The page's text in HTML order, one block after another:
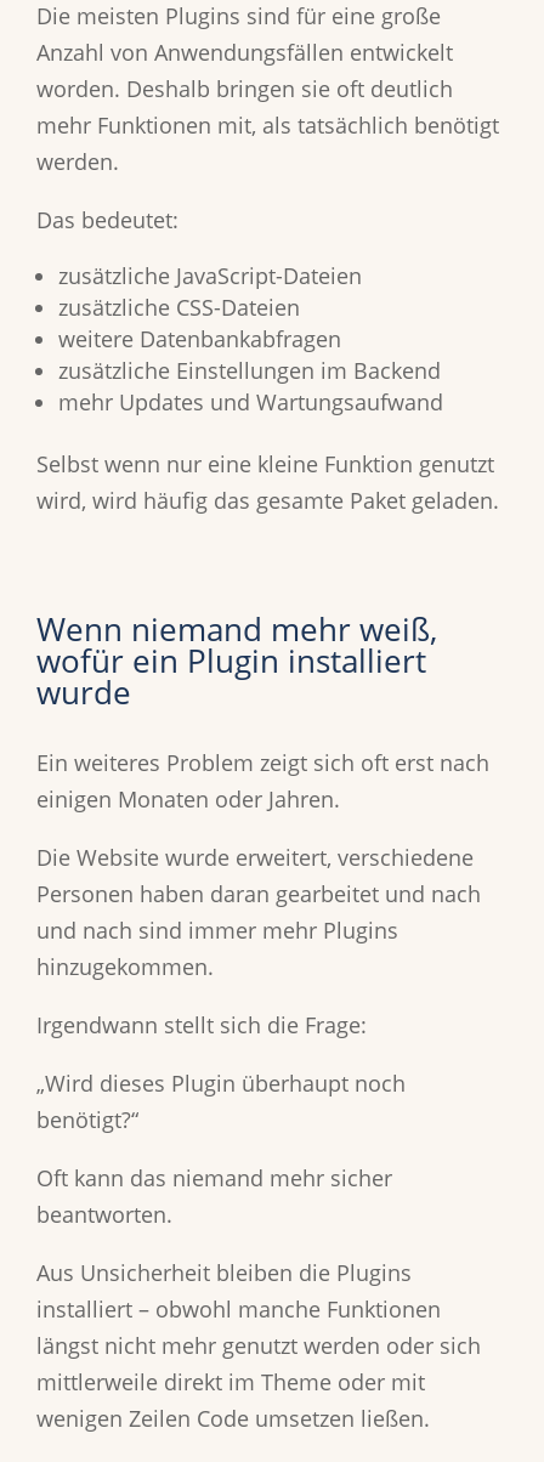
Die meisten Plugins sind für eine große
Anzahl von Anwendungsfällen entwickelt
worden. Deshalb bringen sie oft deutlich
mehr Funktionen mit, als tatsächlich benötigt
werden.
Das bedeutet:
zusätzliche JavaScript-Dateien
zusätzliche CSS-Dateien
weitere Datenbankabfragen
zusätzliche Einstellungen im Backend
mehr Updates und Wartungsaufwand
Selbst wenn nur eine kleine Funktion genutzt
wird, wird häufig das gesamte Paket geladen.
Wenn niemand mehr weiß,
wofür ein Plugin installiert
wurde
Ein weiteres Problem zeigt sich oft erst nach
einigen Monaten oder Jahren.
Die Website wurde erweitert, verschiedene
Personen haben daran gearbeitet und nach
und nach sind immer mehr Plugins
hinzugekommen.
Irgendwann stellt sich die Frage:
„Wird dieses Plugin überhaupt noch
benötigt?“
Oft kann das niemand mehr sicher
beantworten.
Aus Unsicherheit bleiben die Plugins
installiert – obwohl manche Funktionen
längst nicht mehr genutzt werden oder sich
mittlerweile direkt im Theme oder mit
wenigen Zeilen Code umsetzen ließen.